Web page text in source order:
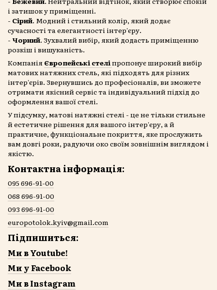
і затишок у приміщенні.
- Сірий. Модний і стильний колір, який додає
сучасності та елегантності інтер'єру.
- Чорний. Зухвалий вибір, який додасть приміщенню
розкіш і вишуканість.
Компанія Європейські стелі пропонує широкий вибір
матових натяжних стель, які підходять для різних
інтер'єрів. Звернувшись до професіоналів, ви зможете
отримати якісний сервіс та індивідуальний підхід до
оформлення вашої стелі.
У підсумку, матові натяжні стелі - це не тільки стильне
й естетичне рішення для вашого інтер'єру, а й
практичне, функціональне покриття, яке прослужить
вам довгі роки, радуючи око своїм зовнішнім виглядом і
якістю.
Контактна інформація:
095 696-91-00
068 696-91-00
093 696-91-00
europotolok.kyiv@gmail.com
Підпишиться:
Ми в Youtube!
Ми у Facebook
Ми в Instagram